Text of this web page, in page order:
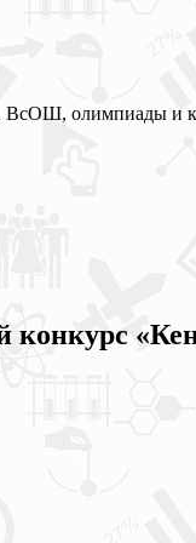
олимпиады и